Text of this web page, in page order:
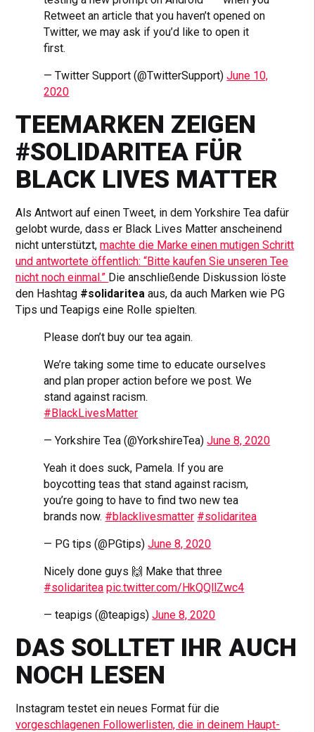
Retweet an article that you haven’t opened on
Twitter, we may ask if you’d like to open it
first.
— Twitter Support (@TwitterSupport)June 10,
2020
TEEMARKEN ZEIGEN
#SOLIDARITEA FÜR
BLACK LIVES MATTER
Als Antwort auf einen Tweet, in dem Yorkshire Tea dafür
gelobt wurde, dass er Black Lives Matter anscheinend
nicht unterstützt,machte die Marke einen mutigen Schritt
und antwortete öffentlich: “Bitte kaufen Sie unseren Tee
nicht noch einmal.” Die anschließende Diskussion löste
den Hashtag #solidaritea aus, da auch Marken wie PG
Tips und Teapigs eine Rolle spielten.
Please don’t buy our tea again.
We’re taking some time to educate ourselves
and plan proper action before we post. We
stand against racism.
#BlackLivesMatter
— Yorkshire Tea (@YorkshireTea)June 8, 2020
Yeah it does suck, Pamela. If you are
boycotting teas that stand against racism,
you’re going to have to find two new tea
brands now. #blacklivesmatter #solidaritea
— PG tips (@PGtips)June 8, 2020
Nicely done guys 🙌 Make that three
#solidaritea pic.twitter.com/HkQQllZwc4
— teapigs (@teapigs)June 8, 2020
DAS SOLLTET IHR AUCH
NOCH LESEN
Instagram testet ein neues Format für die
vorgeschlagenen Followerlisten, die in deinem Haupt-